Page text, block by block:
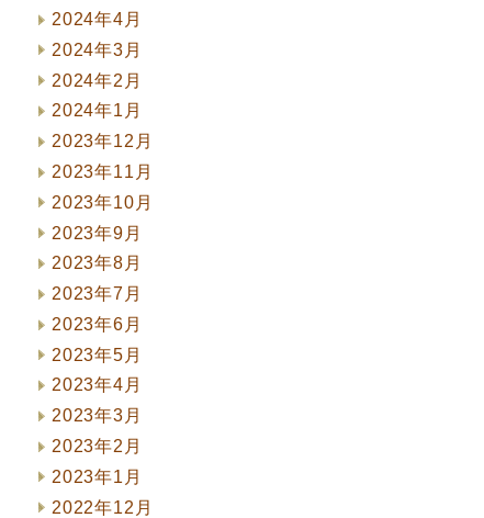
2024年4月
2024年3月
2024年2月
2024年1月
2023年12月
2023年11月
2023年10月
2023年9月
2023年8月
2023年7月
2023年6月
2023年5月
2023年4月
2023年3月
2023年2月
2023年1月
2022年12月